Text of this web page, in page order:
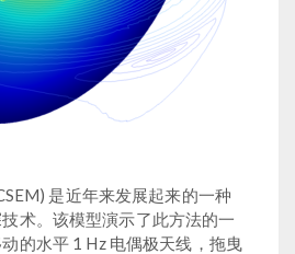
是近年来发展起来的一种
术。该模型演示了此方法的一
的水平 1 Hz 电偶极天线，拖曳